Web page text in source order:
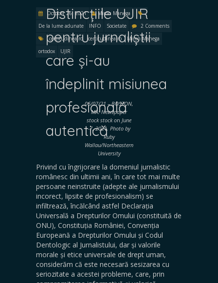
Distincțiile UJIR
pentru jurnaliștii
care și-au
îndeplinit misiunea
profesională
autentică
October 26, 2021
Miron Manega
De la lume adunate
INFO Societate
2 Comments
certitudinea.ro
certitudinea.ro
Miron Manega
ortodox
UJIR
06/07/21 – BOSTON,
MA: Newspaper
stock stock on June
-7, 2021. Photo by
Ruby
Wallau/Northeastern
University
Privind cu îngrijorare la domeniul jurnalistic
românesc din ultimii ani, în care tot mai multe
persoane neinstruite (adepte ale jurnalismului
incorect, lipsite de profesionalism) se
infiltrează, încălcând astfel Declarația
Universală a Drepturilor Omului (constituită de
ONU), Constituția României, Convenția
Europeană a Drepturilor Omului și Codul
Dentologic al Jurnalistului, dar și valorile
morale și etice universale de drept uman,
considerăm că este necesară sesizarea cu
seriozitate a acestei probleme, care, prin